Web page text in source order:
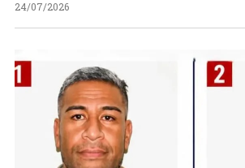
24/07/2026